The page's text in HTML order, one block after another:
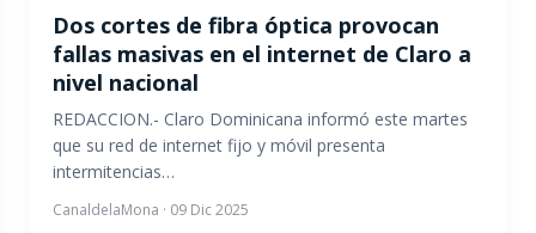
Dos cortes de fibra óptica provocan
fallas masivas en el internet de Claro a
nivel nacional
REDACCION.- Claro Dominicana informó este martes
que su red de internet fijo y móvil presenta
intermitencias…
CanaldelaMona · 09 Dic 2025